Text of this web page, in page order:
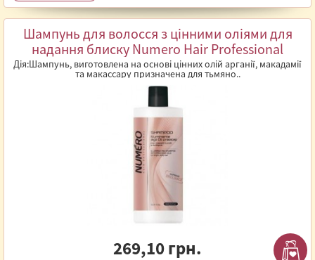
Шампунь для волосся з цінними оліями для
надання блиску Numero Hair Professional
Illuminating Shampoo 1000 мл
Дія:Шампунь, виготовлена на основі цінних олій арганії, макадамії
та макассару призначена для тьмяно..
269,10 грн.